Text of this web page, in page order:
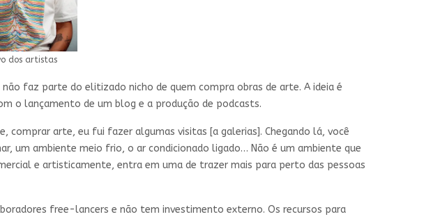
dos artistas
faz parte do elitizado nicho de quem compra obras de arte. A ideia é
o lançamento de um blog e a produção de podcasts.
comprar arte, eu fui fazer algumas visitas [a galerias]. Chegando lá, você
um ambiente meio frio, o ar condicionado ligado… Não é um ambiente que
e artisticamente, entra em uma de trazer mais para perto das pessoas
free-lancers e não tem investimento externo. Os recursos para